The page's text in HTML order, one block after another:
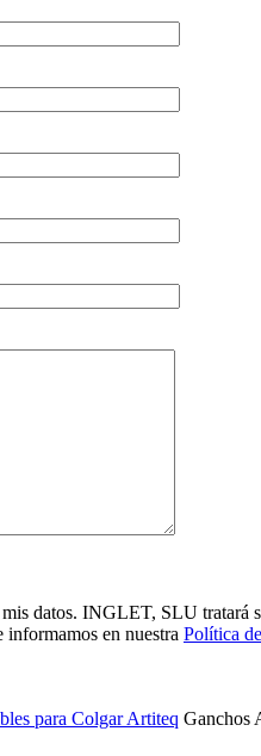
datos. INGLET, SLU tratará
en nuestra Política
para Colgar Artiteq Ganchos